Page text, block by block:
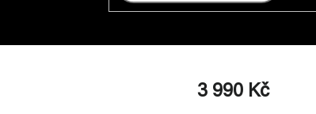
3 990 Kč